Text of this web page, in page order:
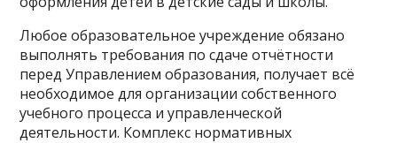
Любое образовательное учреждение обязано
выполнять требования по сдаче отчётности
перед Управлением образования, получает всё
необходимое для организации собственного
учебного процесса и управленческой
деятельности. Комплекс нормативных